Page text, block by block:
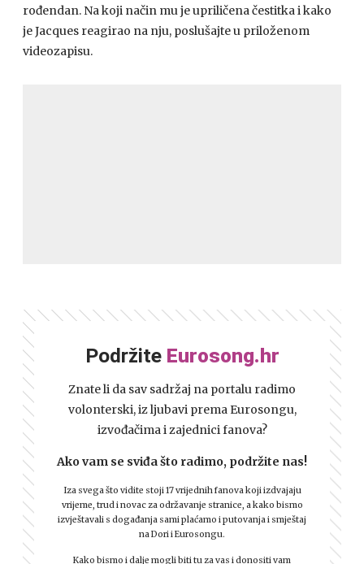
rođendan. Na koji način mu je upriličena čestitka i kako
je Jacques reagirao na nju, poslušajte u priloženom
videozapisu.
Podržite Eurosong.hr
Znate li da sav sadržaj na portalu radimo
volonterski, iz ljubavi prema Eurosongu,
izvođačima i zajednici fanova?
Ako vam se sviđa što radimo, podržite nas!
Iza svega što vidite stoji 17 vrijednih fanova koji izdvajaju
vrijeme, trud i novac za održavanje stranice, a kako bismo
izvještavali s događanja sami plaćamo i putovanja i smještaj
na Dori i Eurosongu.
Kako bismo i dalje mogli biti tu za vas i donositi vam